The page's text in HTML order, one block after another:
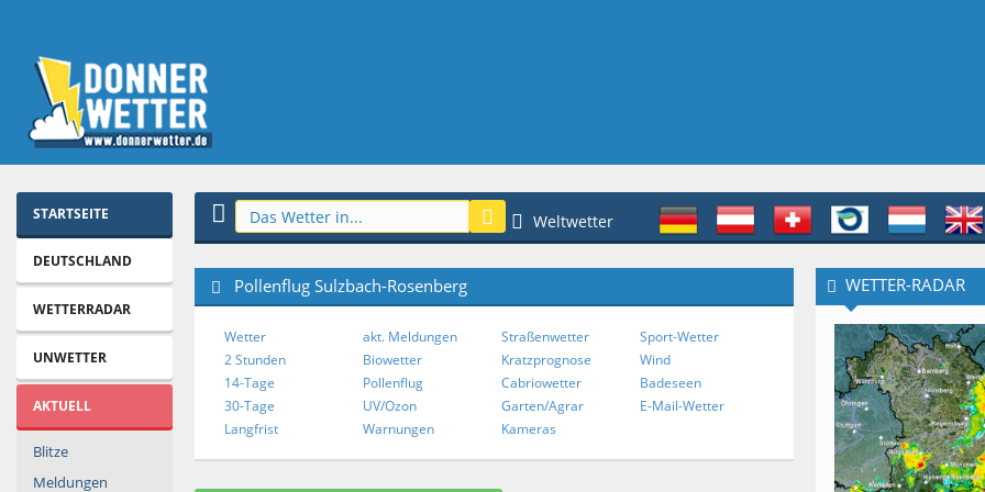
STARTSEITE
DEUTSCHLAND
WETTERRADAR
UNWETTER
AKTUELL
Blitze
Meldungen
Weltwetter
Pollenflug Sulzbach-Rosenberg
Wetter
2 Stunden
14-Tage
30-Tage
Langfrist
akt. Meldungen
Biowetter
Pollenflug
UV/Ozon
Warnungen
Straßenwetter
Kratzprognose
Cabriowetter
Garten/Agrar
Kameras
Sport-Wetter
Wind
Badeseen
E-Mail-Wetter
WETTER-RADAR